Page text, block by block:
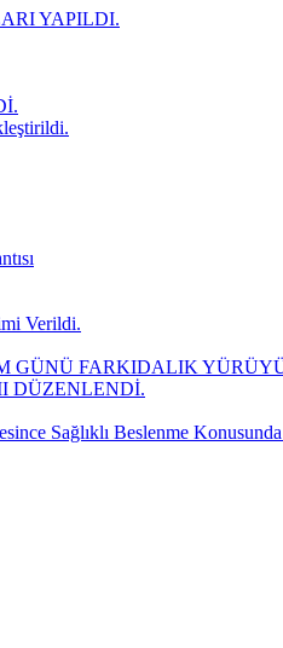
YAPILDI.
Verildi.
GÜNÜ FARKIDALIK
DÜZENLENDİ.
Sağlıklı Beslenme